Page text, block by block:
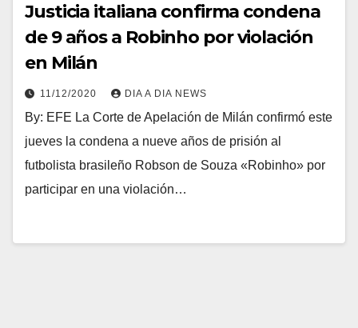
Justicia italiana confirma condena
de 9 años a Robinho por violación
en Milán
11/12/2020 DIA A DIA NEWS
By: EFE La Corte de Apelación de Milán confirmó este
jueves la condena a nueve años de prisión al
futbolista brasileño Robson de Souza «Robinho» por
participar en una violación…